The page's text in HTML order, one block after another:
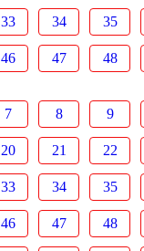
33 34 35
46 47 48
7 8 9
20 21 22
33 34 35
46 47 48